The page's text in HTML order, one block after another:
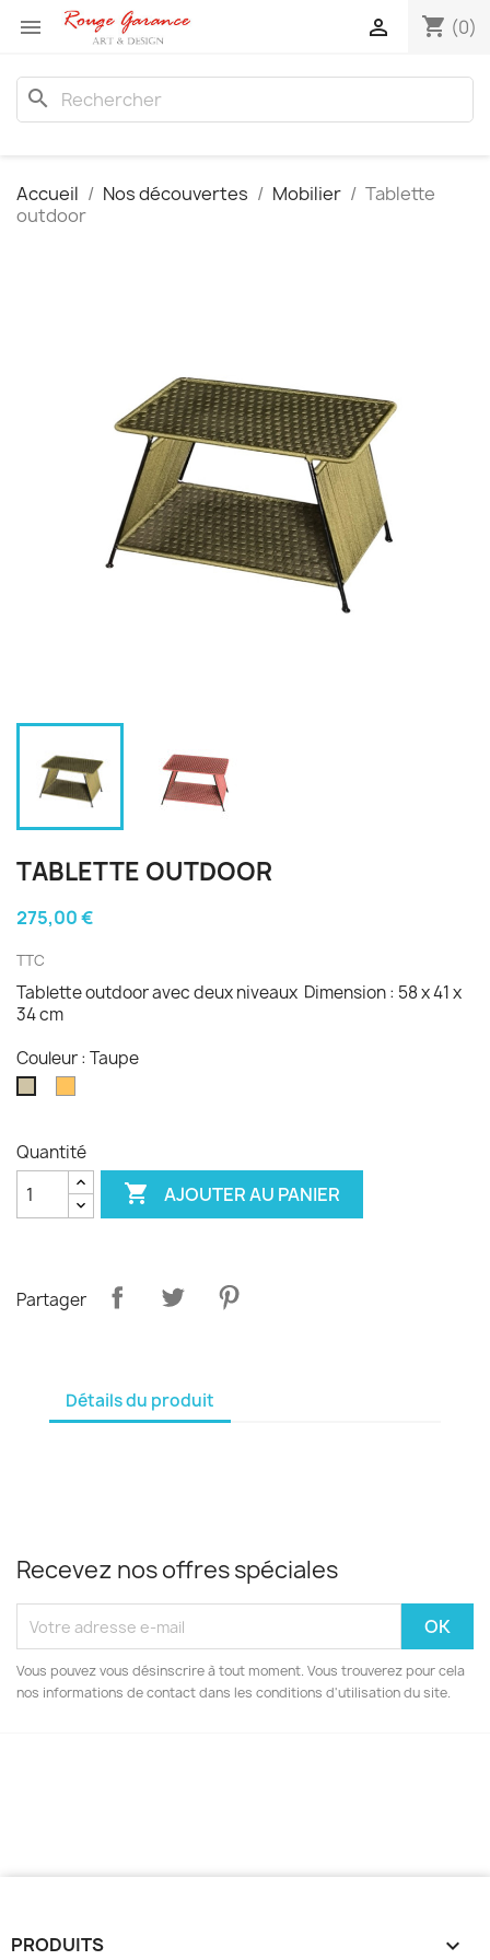
 shopping_cart (0)

search
Accueil Nos découvertes Mobilier
Tablette
outdoor
TABLETTE OUTDOOR
275,00 €
TTC
Tablette outdoor avec deux niveaux Dimension : 58 x 41 x
34 cm
Couleur : Taupe
Quantité
 AJOUTER AU PANIER
Partager
Détails du produit
Recevez nos offres spéciales
Vous pouvez vous désinscrire à tout moment. Vous trouverez pour cela
nos informations de contact dans les conditions d'utilisation du site.
PRODUITS 